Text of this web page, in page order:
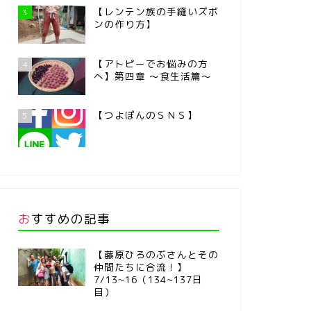
3
【レンテン族の手縫いズボ
ンの作り方】
4
【アトピーでお悩みの方
へ】第四章 ～食生活篇～
5 【つよぽんのＳＮＳ】
おすすめの記事
【藤原ひろのぶさんとその
仲間たちに合流！】
7/13~16（134~137日
目）